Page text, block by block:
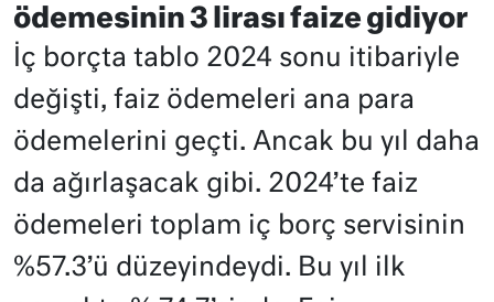
ödemesinin 3 lirası faize gidiyor
İç borçta tablo 2024 sonu itibariyle
değişti, faiz ödemeleri ana para
ödemelerini geçti. Ancak bu yıl daha
da ağırlaşacak gibi. 2024’te faiz
ödemeleri toplam iç borç servisinin
%57.3’ü düzeyindeydi. Bu yıl ilk